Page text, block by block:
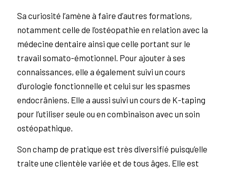
Sa curiosité l’amène à faire d’autres formations,
notamment celle de l’ostéopathie en relation avec la
médecine dentaire ainsi que celle portant sur le
travail somato-émotionnel. Pour ajouter à ses
connaissances, elle a également suivi un cours
d’urologie fonctionnelle et celui sur les spasmes
endocrâniens. Elle a aussi suivi un cours de K-taping
pour l’utiliser seule ou en combinaison avec un soin
ostéopathique.
Son champ de pratique est très diversifié puisqu’elle
traite une clientèle variée et de tous âges. Elle est